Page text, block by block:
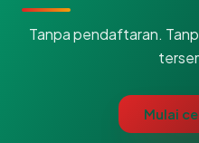
Tanpa pendaftaran.
Mulai